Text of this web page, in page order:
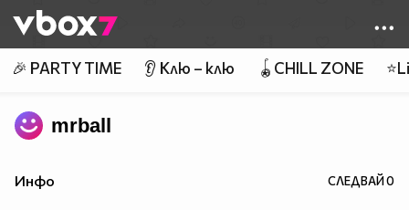
👾
🎉 PARTY TIME 👂 Клю – клю 🪀CHILL ZONE
mrball
Инфо СЛЕДВАЙ0